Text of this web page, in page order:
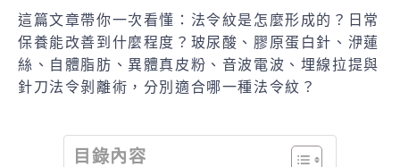
這篇文章帶你一次看懂：法令紋是怎麼形成的？日常
保養能改善到什麼程度？玻尿酸、膠原蛋白針、洢蓮
絲、自體脂肪、異體真皮粉、音波電波、埋線拉提與
針刀法令剝離術，分別適合哪一種法令紋？
目錄內容